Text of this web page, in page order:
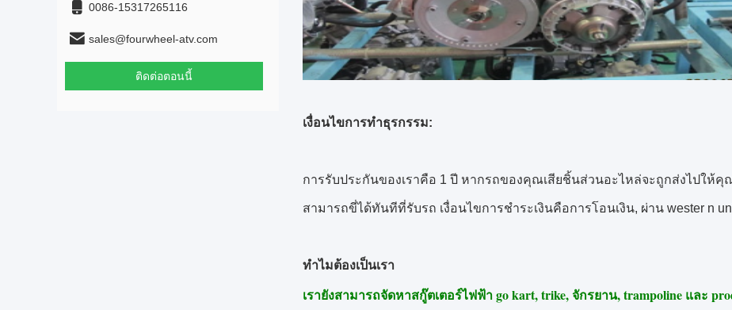
0086-15317265116
sales@fourwheel-atv.com
ติดต่อตอนนี้
เงื่อนไขการทำธุรกรรม:
การรับประกันของเราคือ 1 ปี หากรถของคุณเสียชิ้นส่วนอะไหล่จะถูกส่งไปให้คุ
สามารถขี่ได้ทันทีที่รับรถ เงื่อนไขการชำระเงินคือการโอนเงิน, ผ่าน wester n
ทำไมต้องเป็นเรา
เรายังสามารถจัดหาสกู๊ตเตอร์ไฟฟ้า go kart, trike, จักรยาน, trampoline และ